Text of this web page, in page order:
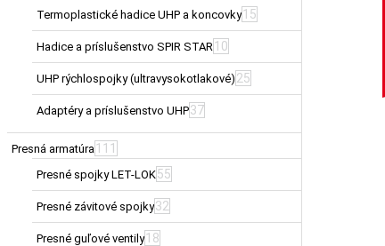
Termoplastické hadice UHP a koncovky 15
Hadice a príslušenstvo SPIR STAR 10
UHP rýchlospojky (ultravysokotlakové) 25
Adaptéry a príslušenstvo UHP37
Presná armatúra 111
Presné spojky LET-LOK55
Presné závitové spojky32
Presné guľové ventily 18